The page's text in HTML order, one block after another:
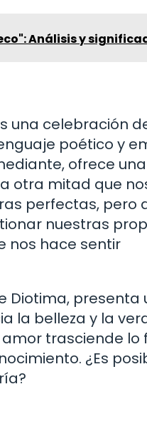
Análisis y
una celebración
poético y
ofrece una
otra mitad que
perfectas, pero
nuestras
nos hace sentir
Diotima, presenta
la belleza y la
trasciende lo
¿Es